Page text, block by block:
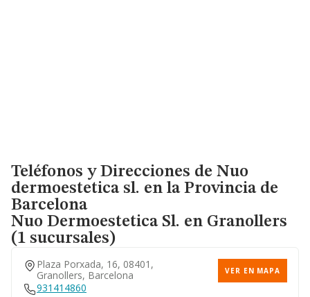
Teléfonos y Direcciones de Nuo
dermoestetica sl. en la Provincia de
Barcelona
Nuo Dermoestetica Sl. en Granollers
(1 sucursales)
Plaza Porxada, 16, 08401,
Granollers, Barcelona
VER EN MAPA
931414860